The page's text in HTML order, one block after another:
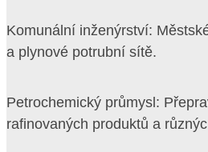
Komunální inženýrství:
a plynové potrubní sítě.
Petrochemický průmysl:
rafinovaných produktů a